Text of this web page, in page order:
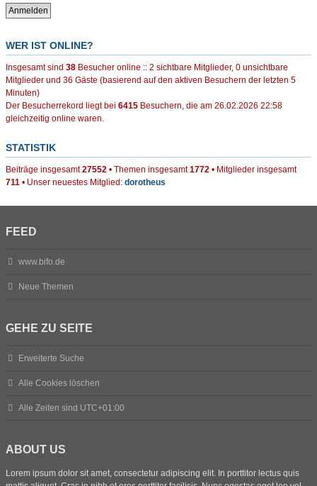
WER IST ONLINE?
Insgesamt sind 38 Besucher online :: 2 sichtbare Mitglieder, 0 unsichtbare
Mitglieder und 36 Gäste (basierend auf den aktiven Besuchern der letzten 5
Minuten)
Der Besucherrekord liegt bei 6415 Besuchern, die am 26.02.2026 22:58
gleichzeitig online waren.
STATISTIK
Beiträge insgesamt27552 • Themen insgesamt1772 • Mitglieder insgesamt
711 • Unser neuestes Mitglied: dorotheus
FEED
www.bifo.de
Neue Themen
GEHE ZU SEITE
Erweiterte Suche
Alle Cookies löschen
Alle Zeiten sind UTC+01:00
ABOUT US
Lorem ipsum dolor sit amet, consectetur adipiscing elit. In porttitor lectus quis